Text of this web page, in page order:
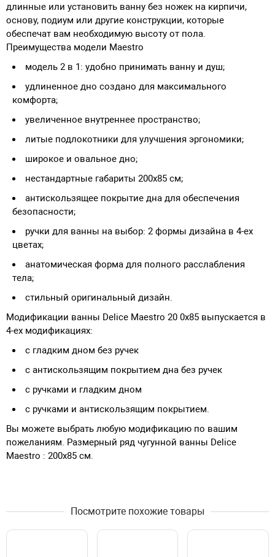
длинные или установить ванну без ножек на кирпичи,
основу, подиум или другие конструкции, которые
обеспечат вам необходимую высоту от пола.
Преимущества модели Maestro
модель 2 в 1: удобно принимать ванну и душ;
удлиненное дно создано для максимального
комфорта;
увеличенное внутреннее пространство;
литые подлокотники для улучшения эргономики;
широкое и овальное дно;
нестандартные габариты 200х85 см;
антискользящее покрытие дна для обеспечения
безопасности;
ручки для ванны на выбор: 2 формы дизайна в 4-ех
цветах;
анатомическая форма для полного расслабления
тела;
стильный оригинальный дизайн.
Модификации ванны Delice Maestro 20 0х85 выпускается в
4-ех модификациях:
с гладким дном без ручек
с антискользящим покрытием дна без ручек
с ручками и гладким дном
с ручками и антискользящим покрытием.
Вы можете выбрать любую модификацию по вашим
пожеланиям. Размерный ряд чугунной ванны Delice
Maestro : 200х85 см.
Посмотрите похожие товары